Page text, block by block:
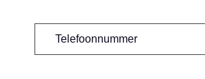
Telefoonnummer